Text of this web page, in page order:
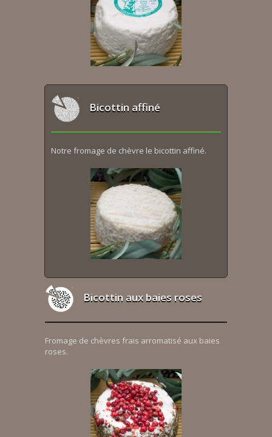
Bicottin affiné
Notre fromage de chèvre le bicottin affiné.
Bicottin aux baies roses
Fromage de chèvres frais arromatisé aux baies
roses.